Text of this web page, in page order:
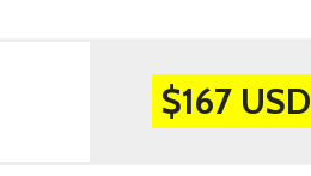
$167 USD